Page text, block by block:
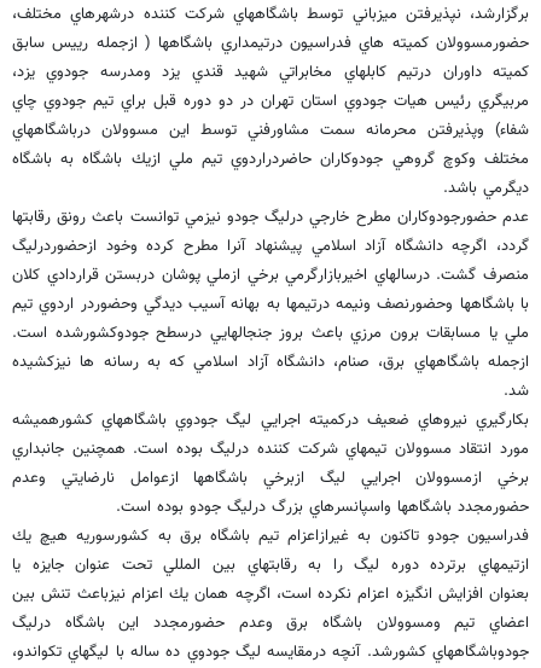
برگزارشد، نپذيرفتن ميزباني توسط باشگاههاي شركت كننده درشهرهاي مختلف،
حضورمسوولان كميته هاي فدراسيون درتيمداري باشگاهها ( ازجمله رييس سابق
كميته داوران درتيم كابلهاي مخابراتي شهيد قندي يزد ومدرسه جودوي يزد،
مربيگري رئيس هيات جودوي استان تهران در دو دوره قبل براي تيم جودوي چاي
شفاء) وپذيرفتن محرمانه سمت مشاورفني توسط اين مسوولان درباشگاههاي
مختلف وكوچ گروهي جودوكاران حاضردراردوي تيم ملي ازيك باشگاه به باشگاه
ديگرمي باشد.
عدم حضورجودوكاران مطرح خارجي درليگ جودو نيزمي توانست باعث رونق رقابتها
گردد، اگرچه دانشگاه آزاد اسلامي پيشنهاد آنرا مطرح كرده وخود ازحضوردرليگ
منصرف گشت. درسالهاي اخيربازارگرمي برخي ازملي پوشان دربستن قراردادي كلان
با باشگاهها وحضورنصف ونيمه درتيمها به بهانه آسيب ديدگي وحضوردر اردوي تيم
ملي يا مسابقات برون مرزي باعث بروز جنجالهايي درسطح جودوكشورشده است.
ازجمله باشگاههاي برق، صنام، دانشگاه آزاد اسلامي كه به رسانه ها نيزكشيده
شد.
بكارگيري نيروهاي ضعيف دركميته اجرايي ليگ جودوي باشگاههاي كشورهميشه
مورد انتقاد مسوولان تيمهاي شركت كننده درليگ بوده است. همچنين جانبداري
برخي ازمسوولان اجرايي ليگ ازبرخي باشگاهها ازعوامل نارضايتي وعدم
حضورمجدد باشگاهها واسپانسرهاي بزرگ درليگ جودو بوده است.
فدراسيون جودو تاكنون به غيرازاعزام تيم باشگاه برق به كشورسوريه هيچ يك
ازتيمهاي برترده دوره ليگ را به رقابتهاي بين المللي تحت عنوان جايزه يا
بعنوان افزايش انگيزه اعزام نكرده است، اگرچه همان يك اعزام نيزباعث تنش بين
اعضاي تيم ومسوولان باشگاه برق وعدم حضورمجدد اين باشگاه درليگ
جودوباشگاههاي كشورشد. آنچه درمقايسه ليگ جودوي ده ساله با ليگهاي تكواندو،